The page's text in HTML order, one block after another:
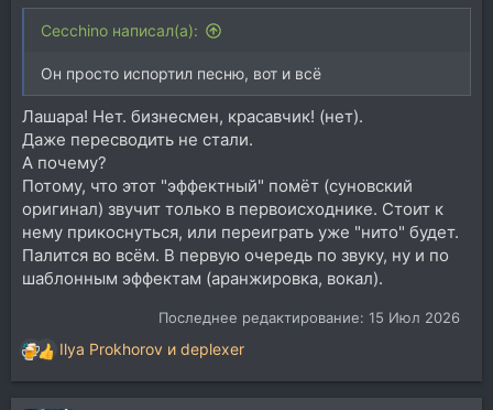
Cecchino написал(а):
Он просто испортил песню, вот и всё
Лашара! Нет. бизнесмен, красавчик! (нет).
Даже пересводить не стали.
А почему?
Потому, что этот "эффектный" помёт (суновский
оригинал) звучит только в первоисходнике. Стоит к
нему прикоснуться, или переиграть уже "нито" будет.
Палится во всём. В первую очередь по звуку, ну и по
шаблонным эффектам (аранжировка, вокал).
Последнее редактирование: 15 Июл 2026
Р
е
а
Ilya Prokhorov и deplexer